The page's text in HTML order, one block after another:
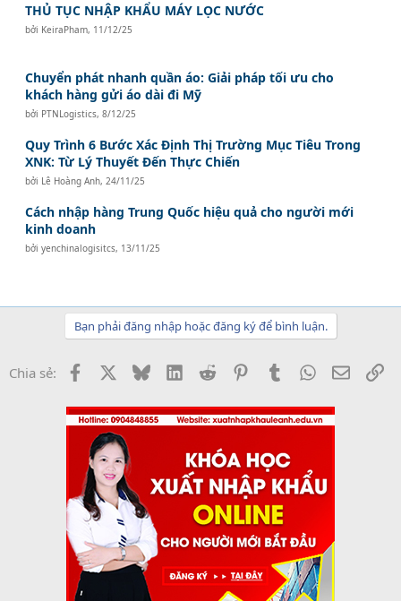
THỦ TỤC NHẬP KHẨU MÁY LỌC NƯỚC
bởi KeiraPham, 11/12/25
Chuyển phát nhanh quần áo: Giải pháp tối ưu cho
khách hàng gửi áo dài đi Mỹ
bởi PTNLogistics,8/12/25
Quy Trình 6 Bước Xác Định Thị Trường Mục Tiêu Trong
XNK: Từ Lý Thuyết Đến Thực Chiến
bởi Lê Hoàng Anh,24/11/25
Cách nhập hàng Trung Quốc hiệu quả cho người mới
kinh doanh
bởiyenchinalogisitcs, 13/11/25
Bạn phải đăng nhập hoặc đăng ký để bình luận.
Chia sẻ: Facebook BlueskyLinkedInReddit PinterestTumblrWhatsApp
Email